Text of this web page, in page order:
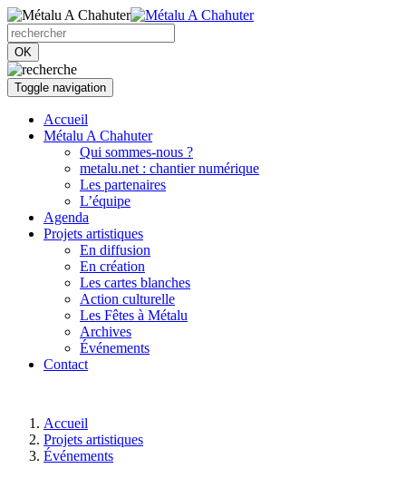
OK
Toggle navigation
Accueil
Métalu A Chahuter
Qui sommes-nous ?
metalu.net : chantier numérique
Les partenaires
L’équipe
Agenda
Projets artistiques
En diffusion
En création
Les cartes blanches
Action culturelle
Les Fêtes à Métalu
Archives
Événements
Contact
Accueil
Projets artistiques
Événements